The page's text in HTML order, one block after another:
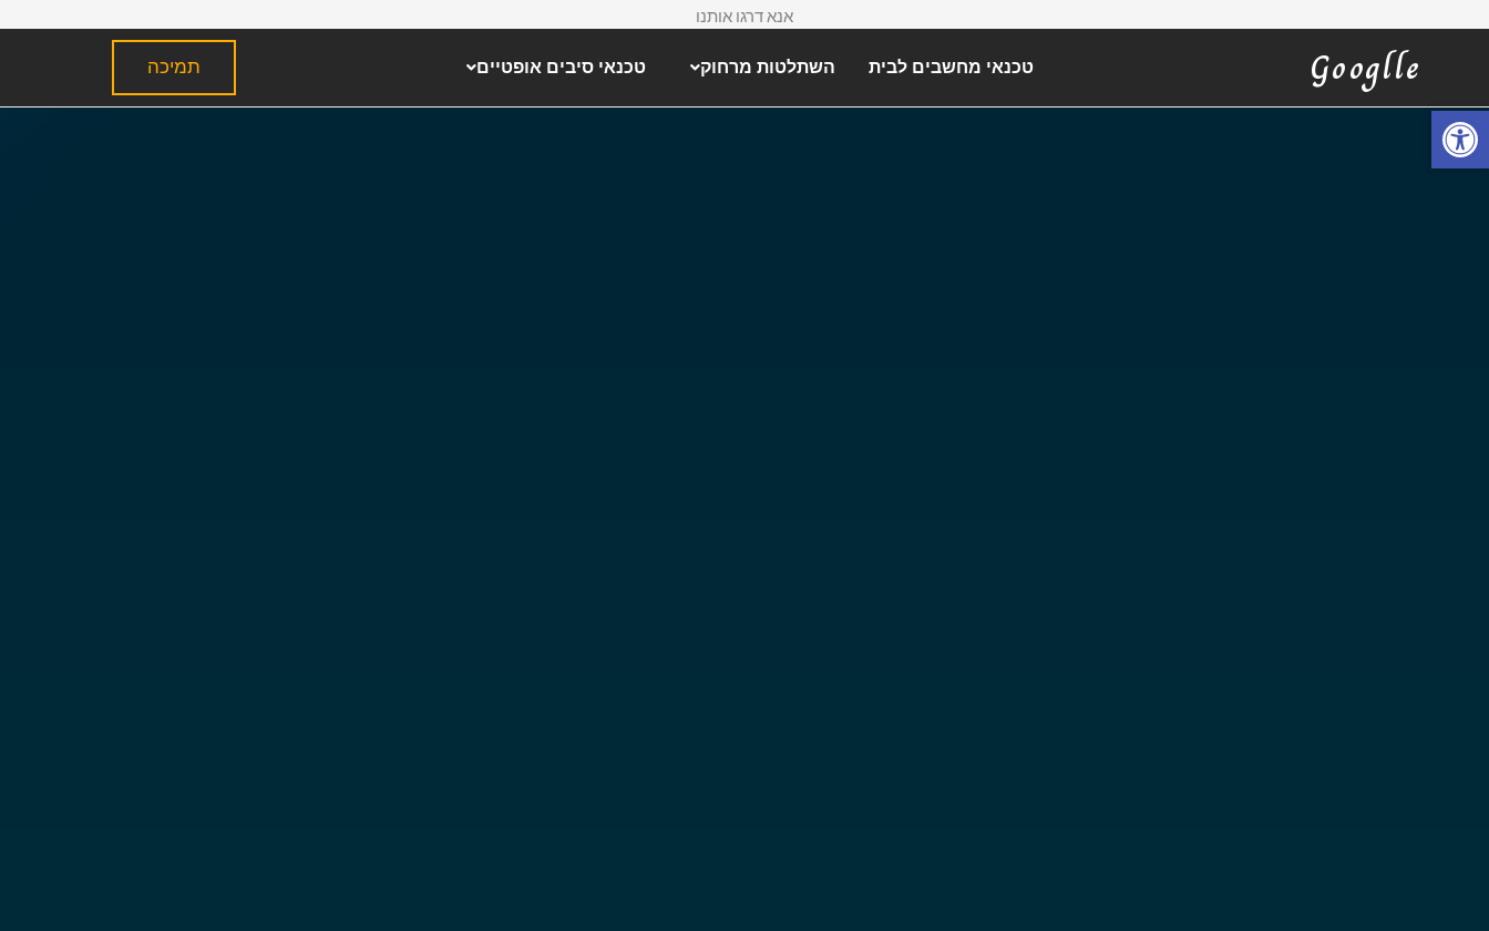
פתח סרגל נגישות
אנא דרגו אותנו
Googlle טכנאי מחשבים לבית השתלטות מרחוק טכנאי סיבים אופטיים תמיכה